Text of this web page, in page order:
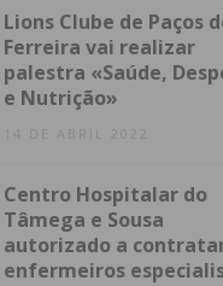
Lions Clube de Paços
Ferreira vai realizar
palestra «Saúde,
e Nutrição»
14 DE ABRIL 2022
Centro Hospitalar do
Tâmega e Sousa
autorizado a
enfermeiros